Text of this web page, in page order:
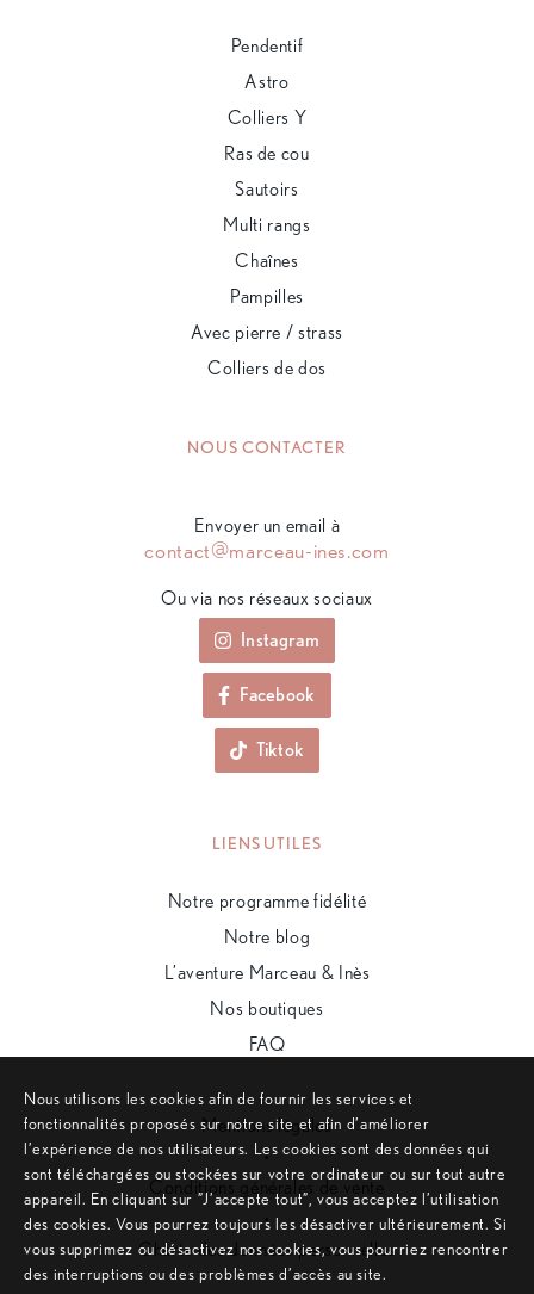
Pendentif
Astro
Colliers Y
Ras de cou
Sautoirs
Multi rangs
Chaînes
Pampilles
Avec pierre / strass
Colliers de dos
NOUS CONTACTER
Envoyer un email à
contact@marceau-ines.com
Ou via nos réseaux sociaux
Instagram
Facebook
Tiktok
LIENS UTILES
Notre programme fidélité
Notre blog
L’aventure Marceau & Inès
Nos boutiques
FAQ
Mentions légales
•
Conditions générales de vente
•
Charte des données personnelles
Nous utilisons les cookies afin de fournir les services et
fonctionnalités proposés sur notre site et afin d’améliorer
l’expérience de nos utilisateurs. Les cookies sont des données qui
sont téléchargées ou stockées sur votre ordinateur ou sur tout autre
appareil. En cliquant sur ”J’accepte tout”, vous acceptez l’utilisation
des cookies. Vous pourrez toujours les désactiver ultérieurement. Si
vous supprimez ou désactivez nos cookies, vous pourriez rencontrer
des interruptions ou des problèmes d’accès au site.